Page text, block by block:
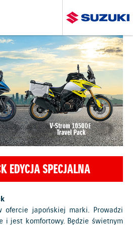
EDYCJA SPECJALNA
ofercie japońskiej marki. Prowadzi
i jest komfortowy. Będzie świetnym